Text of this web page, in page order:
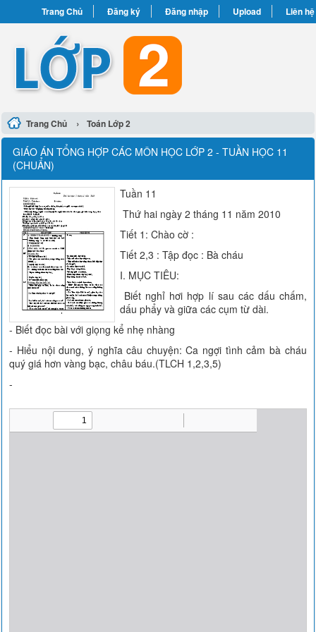
Trang Chủ Đăng ký Đăng nhập Upload Liên hệ
Trang Chủ › Toán Lớp 2
GIÁO ÁN TỔNG HỢP CÁC MÔN HỌC LỚP 2 - TUẦN HỌC 11
(CHUẨN)
Tuần 11
Thứ hai ngày 2 tháng 11 năm 2010
Tiết 1: Chào cờ :
Tiết 2,3 : Tập đọc : Bà cháu
I. MỤC TIÊU:
Biết nghỉ hơi hợp lí sau các dấu chấm,
dấu phẩy và giữa các cụm từ dài.
- Biết đọc bài với giọng kể nhẹ nhàng
- Hiểu nội dung, ý nghĩa câu chuyện: Ca ngợi tình cảm bà cháu
quý giá hơn vàng bạc, châu báu.(TLCH 1,2,3,5)
-